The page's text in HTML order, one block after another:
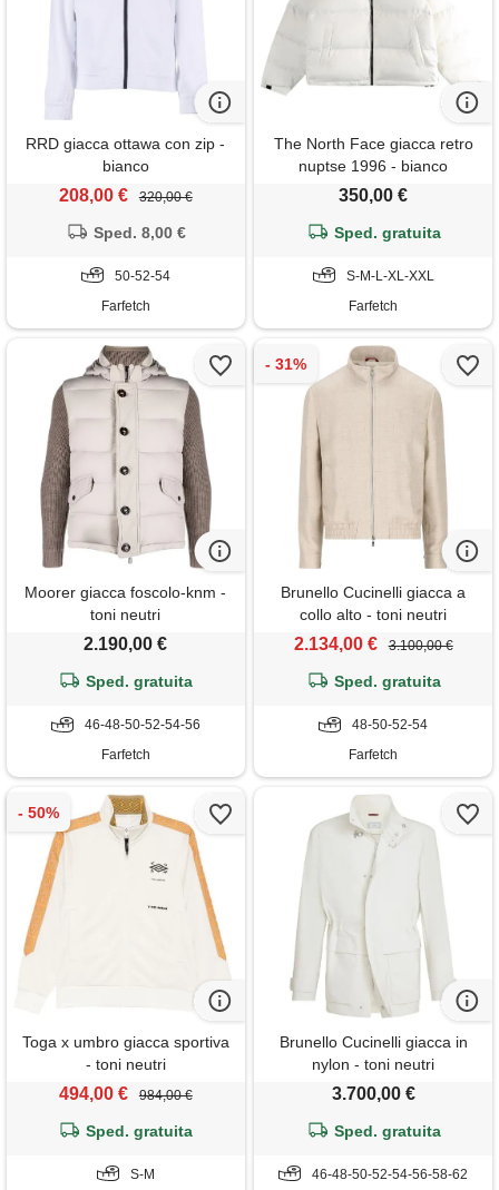
RRD giacca ottawa con zip -
bianco
208,00 € 320,00 €
Sped. 8,00 €
50-52-54
Farfetch
The North Face giacca retro
nuptse 1996 - bianco
350,00 €
Sped. gratuita
S-M-L-XL-XXL
Farfetch
Moorer giacca foscolo-knm -
toni neutri
2.190,00 €
Sped. gratuita
46-48-50-52-54-56
Farfetch
Brunello Cucinelli giacca a
collo alto - toni neutri
2.134,00 € 3.100,00 €
Sped. gratuita
48-50-52-54
Farfetch
Toga x umbro giacca sportiva
- toni neutri
494,00 € 984,00 €
Sped. gratuita
S-M
Brunello Cucinelli giacca in
nylon - toni neutri
3.700,00 €
Sped. gratuita
46-48-50-52-54-56-58-62